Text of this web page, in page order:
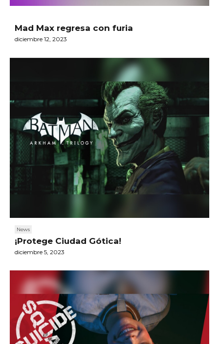
Mad Max regresa con furia
diciembre 12, 2023
News
¡Protege Ciudad Gótica!
diciembre 5, 2023